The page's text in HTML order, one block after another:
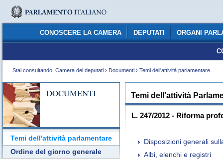
CONOSCERE LA CAMERA DEPUTATI ORGANI
Stai consultando: Camera dei deputati › Documenti › Temi dell'attività parlamentare
DOCUMENTI
Temi dell'attività parlamentare
Ordine del giorno generale
Temi dell'attività
L. 247/2012 - Riforma
Disposizioni generali
Albi, elenchi e registri